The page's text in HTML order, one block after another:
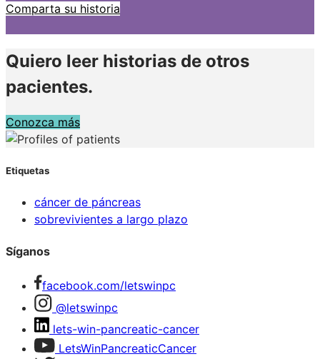
Comparta su historia
Quiero leer historias de otros
pacientes.
Conozca más
Etiquetas
cáncer de páncreas
sobrevivientes a largo plazo
Síganos
facebook.com/letswinpc
@letswinpc
lets-win-pancreatic-cancer
LetsWinPancreaticCancer